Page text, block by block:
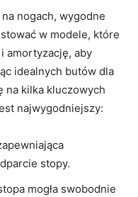
nogach, wygodne
w modele, które
amortyzację, aby
idealnych butów dla
na kilka kluczowych
najwygodniejszy:
stopy.
mogła ​swobodnie